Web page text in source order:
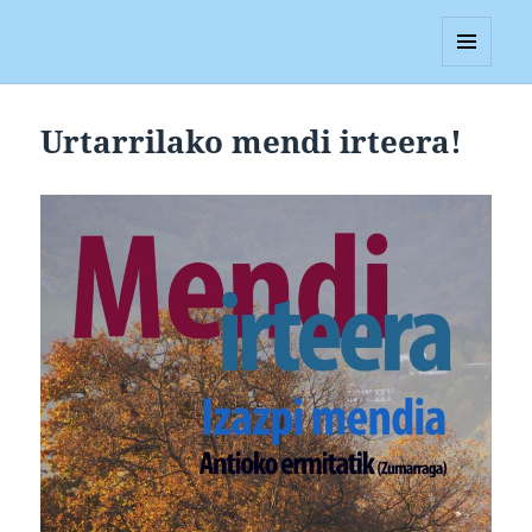
Urtarrilako mendi irteera!